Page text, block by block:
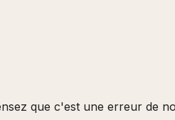
que c'est une erreur de